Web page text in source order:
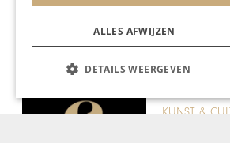
Gerelateerd
KUNST &
ALLES AFWIJZEN
DETAILS WEERGEVEN